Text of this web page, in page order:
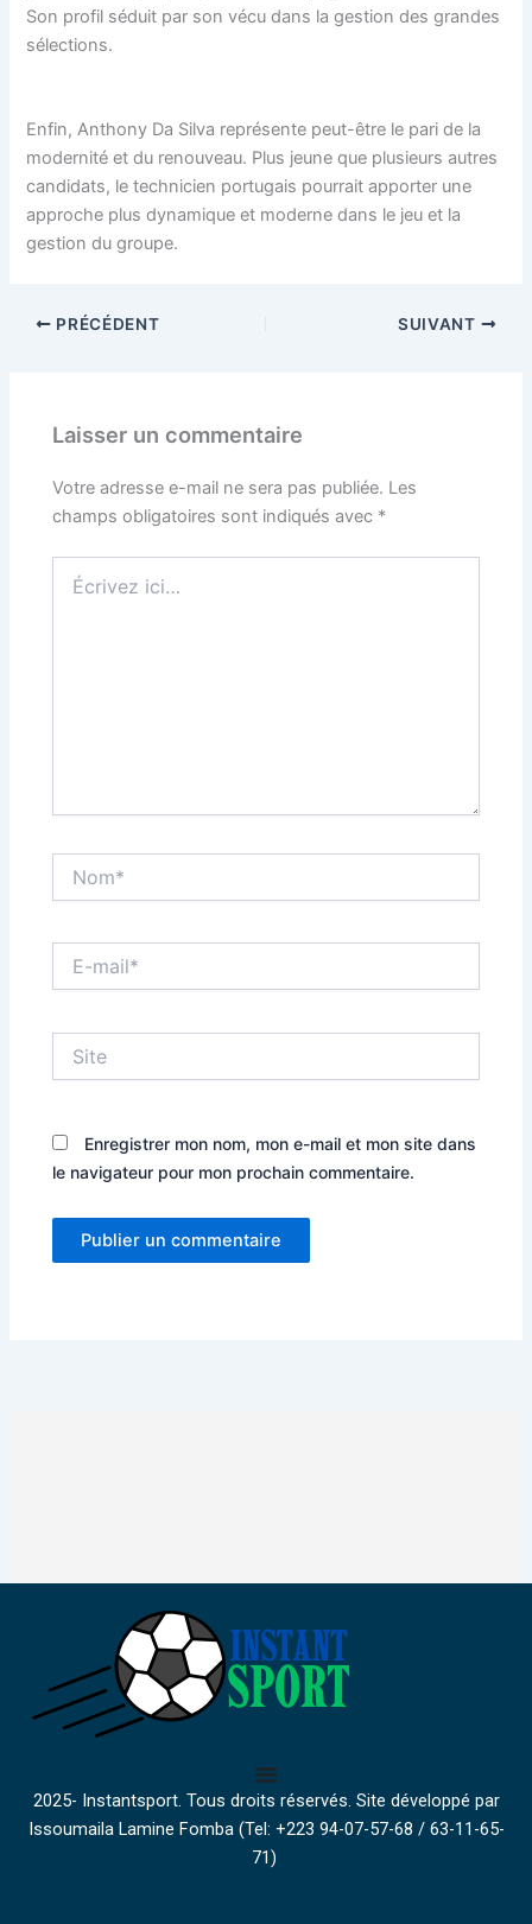
Son profil séduit par son vécu dans la gestion des grandes
sélections.
Enfin, Anthony Da Silva représente peut-être le pari de la
modernité et du renouveau. Plus jeune que plusieurs autres
candidats, le technicien portugais pourrait apporter une
approche plus dynamique et moderne dans le jeu et la
gestion du groupe.
PRÉCÉDENT SUIVANT
Laisser un commentaire
Votre adresse e-mail ne sera pas publiée. Les
champs obligatoires sont indiqués avec *
ici…
mail*
Enregistrer mon nom, mon e-mail et mon site dans
le navigateur pour mon prochain commentaire.
2025- Instantsport. Tous droits réservés. Site développé par
Issoumaila Lamine Fomba (Tel: +223 94-07-57-68 / 63-11-65-
71)